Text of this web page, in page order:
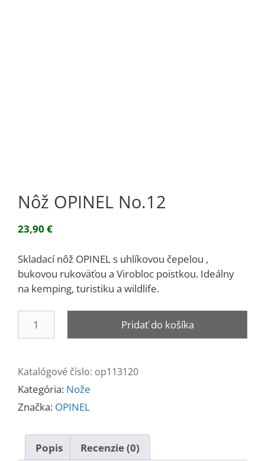
Nôž OPINEL No.12
23,90 €
Skladací nôž OPINEL s uhlíkovou čepelou ,
bukovou rukoväťou a Virobloc poistkou. Ideálny
na kemping, turistiku a wildlife.
Pridať do košíka
Katalógové číslo: op113120
Kategória: Nože
Značka: OPINEL
Popis Recenzie (0)